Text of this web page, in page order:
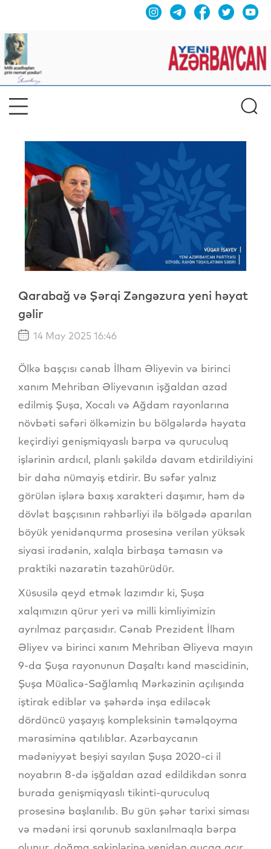
Qarabağ və Şərqi Zəngəzura yeni həyat
gəlir
14 May 2025 16:46
Ölkə başçısı cənab İlham Əliyevin və birinci
xanım Mehriban Əliyevanın işğaldan azad
edilmiş Şuşa, Xocalı və Ağdam rayonlarına
növbəti səfəri ölkəmizin bu bölgələrdə həyata
keçirdiyi genişmiqyaslı bərpa və quruculuq
işlərinin ardıcıl, planlı şəkildə davam etdirildiyini
bir daha nümayiş etdirir. Bu səfər yalnız
görülən işlərə baxış xarakteri daşımır, həm də
dövlət başçısının rəhbərliyi ilə bölgədə aparılan
böyük yenidənqurma prosesinə verilən yüksək
siyasi iradənin, xalqla birbaşa təmasın və
praktiki nəzarətin təzahürüdür.
Xüsusilə qeyd etmək lazımdır ki, Şuşa
xalqımızın qürur yeri və milli kimliyimizin
ayrılmaz parçasıdır. Cənab Prezident İlham
Əliyev və birinci xanım Mehriban Əliyeva mayın
9-da Şuşa rayonunun Daşaltı kənd məscidinin,
Şuşa Müalicə-Sağlamlıq Mərkəzinin açılışında
iştirak ediblər və şəhərdə inşa ediləcək
dördüncü yaşayış kompleksinin təməlqoyma
mərasiminə qatılıblar. Azərbaycanın
mədəniyyət beşiyi sayılan Şuşa 2020-ci il
noyabrın 8-də işğaldan azad edildikdən sonra
burada genişmiqyaslı tikinti-quruculuq
prosesinə başlanılıb. Bu gün şəhər tarixi siması
və mədəni irsi qorunub saxlanılmaqla bərpa